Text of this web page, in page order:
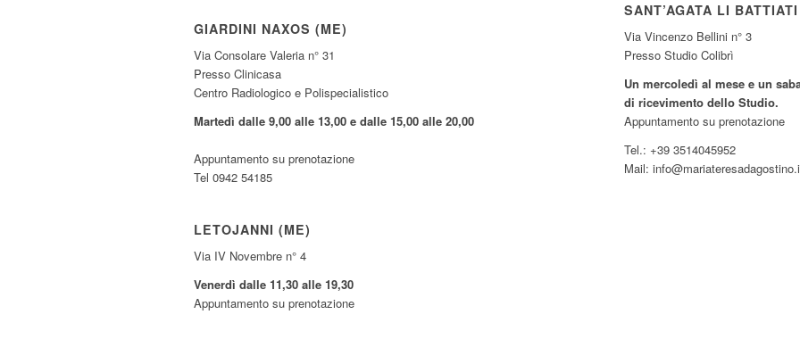
GIARDINI NAXOS (ME)
Via Consolare Valeria n° 31
Presso Clinicasa
Centro Radiologico e Polispecialistico
Martedì dalle 9,00 alle 13,00 e dalle 15,00 alle 20,00
Appuntamento su prenotazione
Tel 0942 54185
LETOJANNI (ME)
Via IV Novembre n° 4
Venerdì dalle 11,30 alle 19,30
Appuntamento su prenotazione
SANT’AGATA LI
Via Vincenzo Bellini n° 3
Presso Studio Colibrì
Un mercoledì al mese e un
di ricevimento dello Studio.
Appuntamento su prenotazione
Tel.: +39 3514045952
Mail: